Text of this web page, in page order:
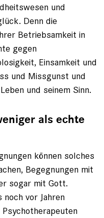
und
Denn die
Betriebsamkeit in
gegen
Einsamkeit und
und Missgunst und
und seinem Sinn.
als echte
können solches
Begegnungen mit
sogar mit Gott.
vor Jahren